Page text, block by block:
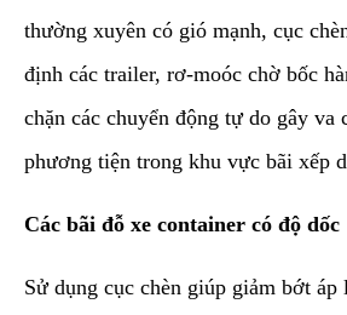
thường xuyên có gió mạnh, cục
định các trailer, rơ-moóc chờ bốc
chặn các chuyển động tự do gây va
phương tiện trong khu vực bãi xếp
Các bãi đỗ xe container có độ dốc
Sử dụng cục chèn giúp giảm bớt áp